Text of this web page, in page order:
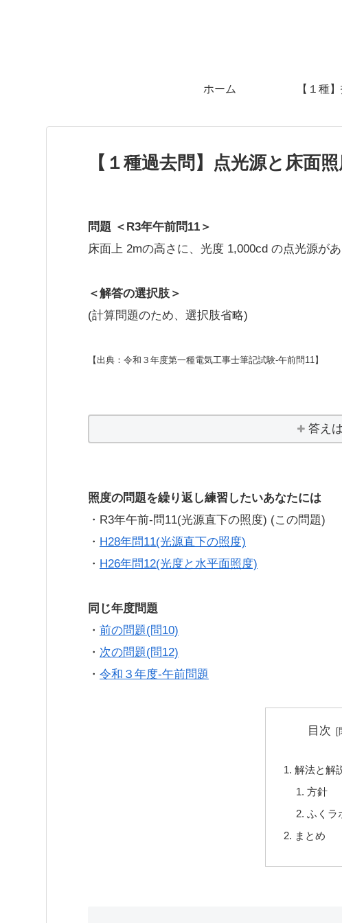
ホーム 【１種
【１種過去問】点光源と床面
問題 ＜R3年午前問11＞
床面上 2mの高さに、光度 1,000cd の点光源が
＜解答の選択肢＞
(計算問題のため、選択肢省略)
【出典：令和３年度第一種電気工事士筆記試験-午前問11】
答え
照度の問題を繰り返し練習したいあなたには
・R3年午前-問11(光源直下の照度) (この問題)
・ H28年問11(光源直下の照度)
・ H26年問12(光度と水平面照度)
同じ年度問題
・ 前の問題(問10)
・ 次の問題(問12)
・ 令和３年度-午前問題
目次
解法と解
方針
ふくラ
まとめ